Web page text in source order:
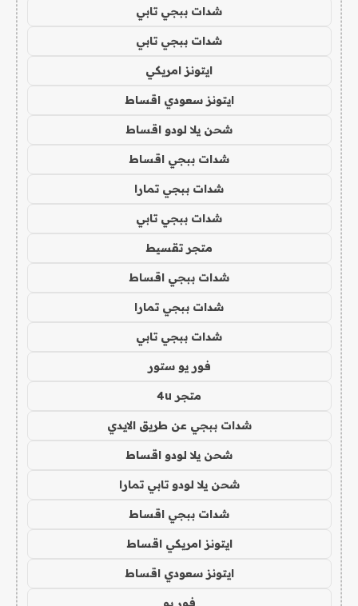
شدات ببجي تابي
شدات ببجي تابي
ايتونز امريكي
ايتونز سعودي اقساط
شحن يلا لودو اقساط
شدات ببجي اقساط
شدات ببجي تمارا
شدات ببجي تابي
متجر تقسيط
شدات ببجي اقساط
شدات ببجي تمارا
شدات ببجي تابي
فور يو ستور
متجر 4u
شدات ببجي عن طريق الايدي
شحن يلا لودو اقساط
شحن يلا لودو تابي تمارا
شدات ببجي اقساط
ايتونز امريكي اقساط
ايتونز سعودي اقساط
فور يو